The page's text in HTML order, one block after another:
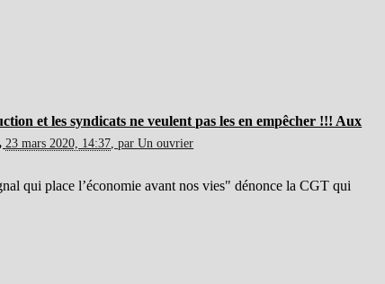
et les syndicats ne veulent pas les en empêcher !!! Aux
23 mars 2020, 14:37 ,parUn ouvrier
qui place l’économie avant nos vies" dénonce la CGT qui